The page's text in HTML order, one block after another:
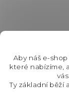
Aby náš e-
které nabízíme,
Ty základní běží